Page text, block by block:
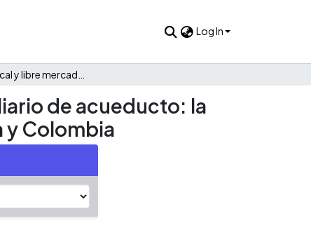
Log In
de acueducto: la
y Colombia